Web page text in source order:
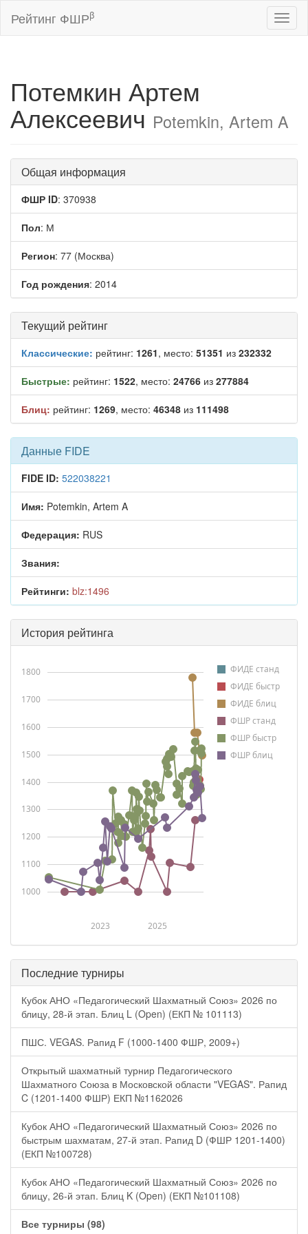
Рейтинг ФШРβ
Потемкин Артем
Алексеевич Potemkin, Artem A
Общая информация
ФШР ID: 370938
Пол: М
Регион: 77 (Москва)
Год рождения: 2014
Текущий рейтинг
Классические: рейтинг: 1261, место: 51351 из 232332
Быстрые: рейтинг: 1522, место: 24766 из 277884
Блиц: рейтинг: 1269, место: 46348 из 111498
Данные FIDE
FIDE ID: 522038221
Имя: Potemkin, Artem A
Федерация: RUS
Звания:
Рейтинги: blz:1496
История рейтинга
ФИДЕ станд
ФИДЕ быстр
ФИДЕ блиц
ФШР станд
ФШР быстр
ФШР блиц
2023 2025
1000
1100
1200
1300
1400
1500
1600
1700
1800
Последние турниры
Кубок АНО «Педагогический Шахматный Союз» 2026 по
блицу, 28-й этап. Блиц L (Open) (ЕКП № 101113)
ПШС. VEGAS. Рапид F (1000-1400 ФШР, 2009+)
Открытый шахматный турнир Педагогического
Шахматного Союза в Московской области "VEGAS". Рапид
C (1201-1400 ФШР) ЕКП №1162026
Кубок АНО «Педагогический Шахматный Союз» 2026 по
быстрым шахматам, 27-й этап. Рапид D (ФШР 1201-1400)
(ЕКП №100728)
Кубок АНО «Педагогический Шахматный Союз» 2026 по
блицу, 26-й этап. Блиц K (Open) (ЕКП №101108)
Все турниры (98)